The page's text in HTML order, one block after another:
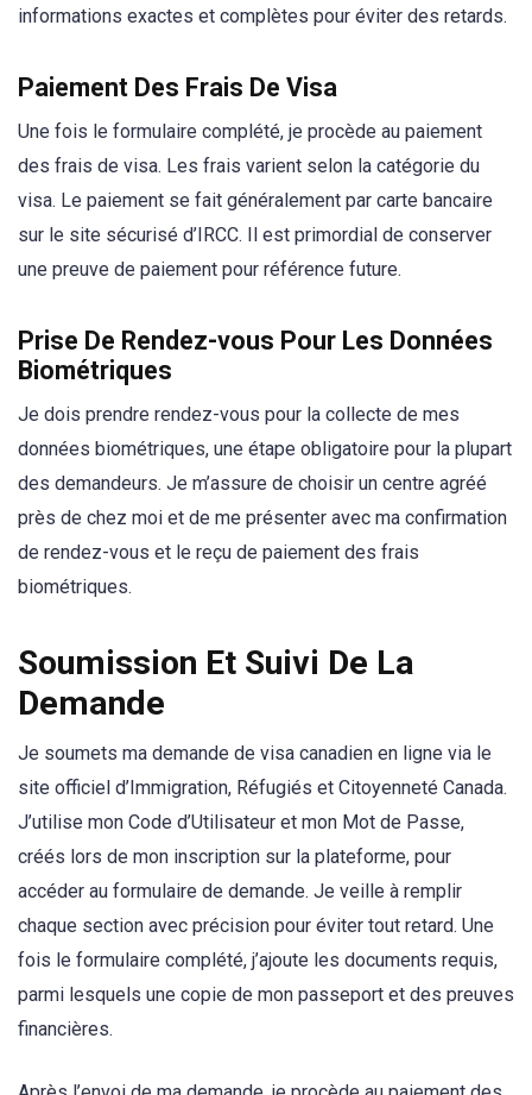
informations exactes et complètes pour éviter des retards.
Paiement Des Frais De Visa
Une fois le formulaire complété, je procède au paiement
des frais de visa. Les frais varient selon la catégorie du
visa. Le paiement se fait généralement par carte bancaire
sur le site sécurisé d’IRCC. Il est primordial de conserver
une preuve de paiement pour référence future.
Prise De Rendez-vous Pour Les Données
Biométriques
Je dois prendre rendez-vous pour la collecte de mes
données biométriques, une étape obligatoire pour la plupart
des demandeurs. Je m’assure de choisir un centre agréé
près de chez moi et de me présenter avec ma confirmation
de rendez-vous et le reçu de paiement des frais
biométriques.
Soumission Et Suivi De La
Demande
Je soumets ma demande de visa canadien en ligne via le
site officiel d’Immigration, Réfugiés et Citoyenneté Canada.
J’utilise mon Code d’Utilisateur et mon Mot de Passe,
créés lors de mon inscription sur la plateforme, pour
accéder au formulaire de demande. Je veille à remplir
chaque section avec précision pour éviter tout retard. Une
fois le formulaire complété, j’ajoute les documents requis,
parmi lesquels une copie de mon passeport et des preuves
financières.